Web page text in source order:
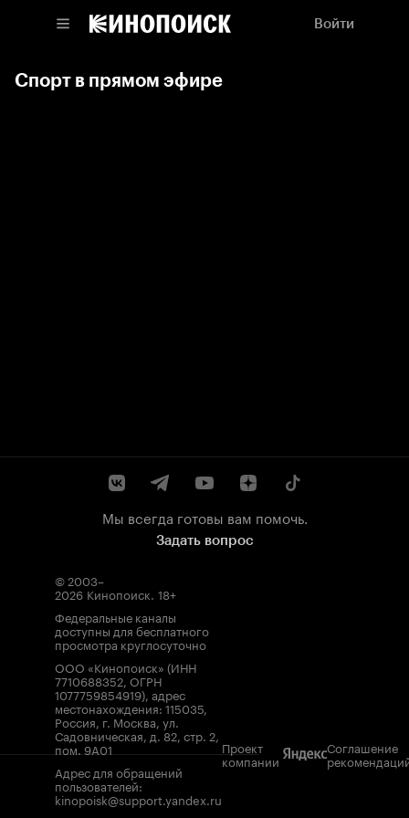
Войти
Спорт в прямом эфире
Мы всегда готовы вам помочь.
Задать вопрос
© 2003–
2026 Кинопоиск. 18+
Федеральные каналы
доступны для бесплатного
просмотра круглосуточно
ООО «Кинопоиск» (ИНН
7710688352, ОГРН
1077759854919), адрес
местонахождения: 115035,
Россия, г. Москва, ул.
Садовническая, д. 82, стр. 2,
пом. 9А01
Адрес для обращений
пользователей:
kinopoisk@support.yandex.ru
Проект
компании
Соглашение